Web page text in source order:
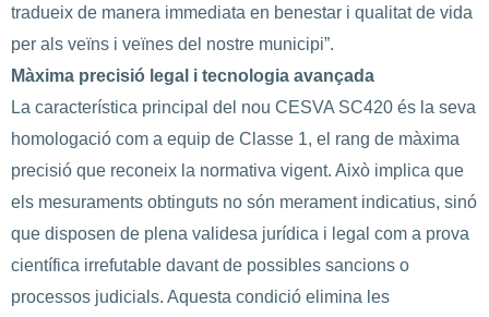
tradueix de manera immediata en benestar i qualitat de vida
per als veïns i veïnes del nostre municipi”.
Màxima precisió legal i tecnologia avançada
La característica principal del nou CESVA SC420 és la seva
homologació com a equip de Classe 1, el rang de màxima
precisió que reconeix la normativa vigent. Això implica que
els mesuraments obtinguts no són merament indicatius, sinó
que disposen de plena validesa jurídica i legal com a prova
científica irrefutable davant de possibles sancions o
processos judicials. Aquesta condició elimina les